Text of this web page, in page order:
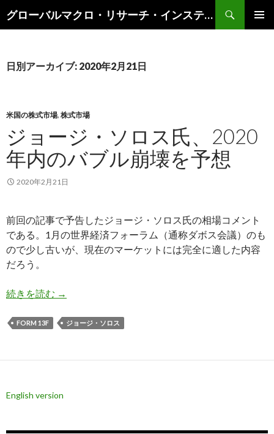
グローバルマクロ・リサーチ・インスティテュート
索
ン
キ
プ
日別アーカイブ: 2020年2月21日
米国の株式市場, 株式市場
ジョージ・ソロス氏、2020
年内のバブル崩壊を予想
2020年2月21日
前回の記事で予告したジョージ・ソロス氏の相場コメント
である。1月の世界経済フォーラム（通称ダボス会議）のも
ので少し古いが、現在のマーケットには完全に適した内容
だろう。
続きを読む ジョージ・ソロス氏、2020年内のバブル崩壊を
→
FORM 13F ジョージ・ソロス
English version